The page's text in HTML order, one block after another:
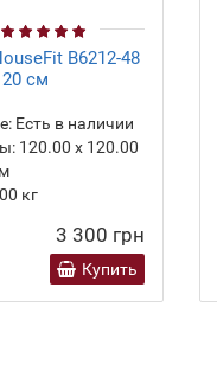
B6212-48
см
Есть в наличии
120.00 х 120.00
кг
3 300 грн
Купить